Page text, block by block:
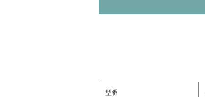
型番